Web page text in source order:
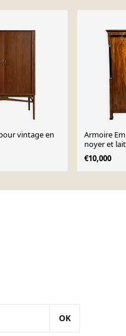
vintage en
Armoire
noyer et
€10,000
OK